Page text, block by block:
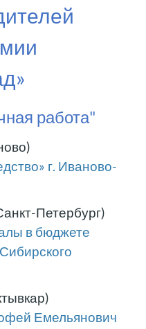
работа"
г. Иваново-
Петербург)
в бюджете
Емельянович